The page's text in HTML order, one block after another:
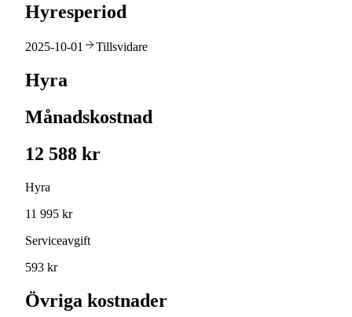
Hyresperiod
2025-10-01 Tillsvidare
Hyra
Månadskostnad
12 588 kr
Hyra
11 995 kr
Serviceavgift
593 kr
Övriga kostnader